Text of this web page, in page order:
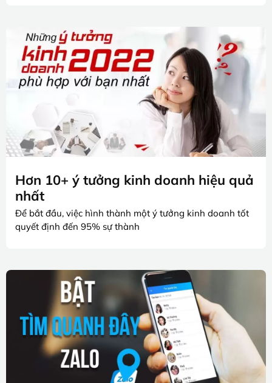
Hơn 10+ ý tưởng kinh doanh hiệu quả
nhất
Để bắt đầu, việc hình thành một ý tưởng kinh doanh tốt
quyết định đến 95% sự thành